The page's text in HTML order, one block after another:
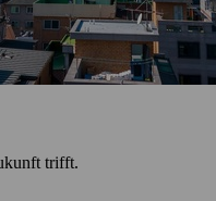
trifft.